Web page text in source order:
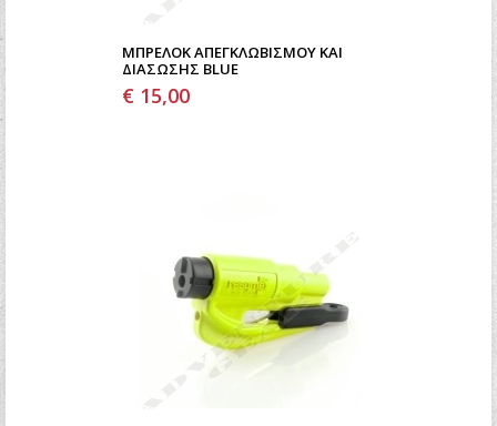
ΜΠΡΕΛΟΚ ΑΠΕΓΚΛΩΒΙΣΜΟΥ ΚΑΙ
ΔΙΑΣΩΣΗΣ BLUE
€ 15,00